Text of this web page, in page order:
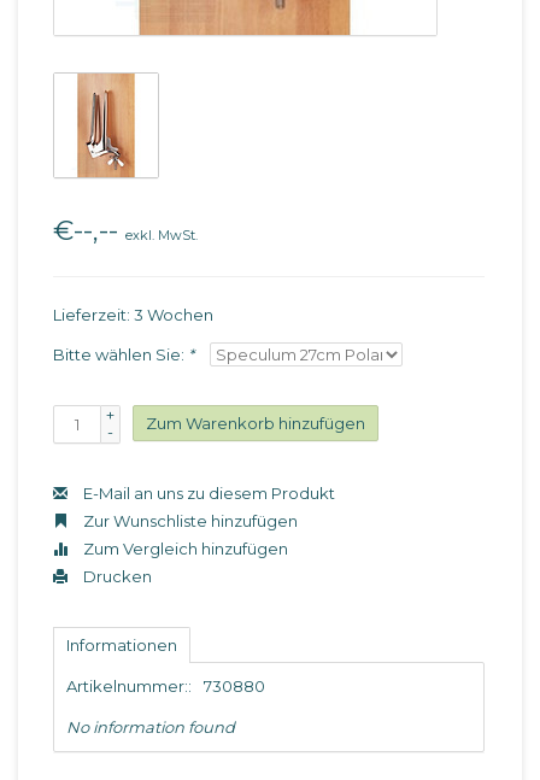
€--,-- exkl. MwSt.
Lieferzeit: 3 Wochen
Bitte wählen Sie: *
+
-
Zum Warenkorb hinzufügen
E-Mail an uns zu diesem Produkt
Zur Wunschliste hinzufügen
Zum Vergleich hinzufügen
Drucken
Informationen
Artikelnummer:: 730880
No information found